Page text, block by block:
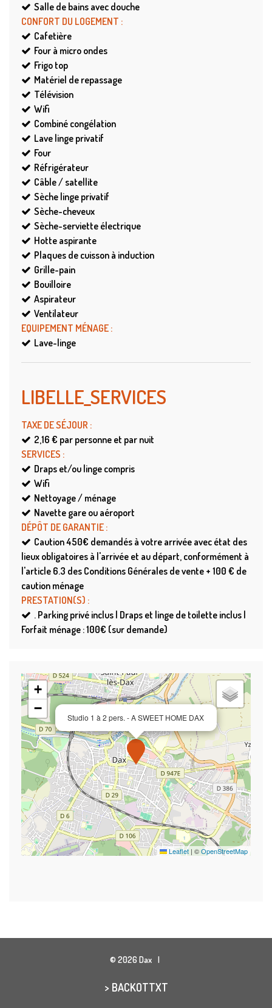
Salle de bains avec douche
CONFORT DU LOGEMENT :
Cafetière
Four à micro ondes
Frigo top
Matériel de repassage
Télévision
Wifi
Combiné congélation
Lave linge privatif
Four
Réfrigérateur
Câble / satellite
Sèche linge privatif
Sèche-cheveux
Sèche-serviette électrique
Hotte aspirante
Plaques de cuisson à induction
Grille-pain
Bouilloire
Aspirateur
Ventilateur
EQUIPEMENT MÉNAGE :
Lave-linge
LIBELLE_SERVICES
TAXE DE SÉJOUR :
2,16 € par personne et par nuit
SERVICES :
Draps et/ou linge compris
Wifi
Nettoyage / ménage
Navette gare ou aéroport
DÉPÔT DE GARANTIE :
Caution450€ demandés à votre arrivée avec état des
lieux obligatoires à l'arrivée et au départ, conformément à
l'article 6.3 des Conditions Générales de vente + 100 € de
caution ménage
PRESTATION(S) :
. Parking privé inclus | Draps et linge de toilette inclus |
Forfait ménage : 100€ (sur demande)
Studio 1 à 2 pers. - A SWEET HOME DAX
+
−
Leaflet | ©OpenStreetMap
© 2026 Dax
> BACKOTTXT